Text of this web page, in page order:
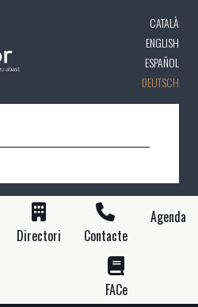
CATALÀ
ENGLISH
ESPAÑOL
DEUTSCH
Directori Contacte
Agenda
FACe